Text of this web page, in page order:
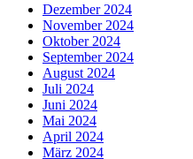
Dezember 2024
November 2024
Oktober 2024
September 2024
August 2024
Juli 2024
Juni 2024
Mai 2024
April 2024
März 2024